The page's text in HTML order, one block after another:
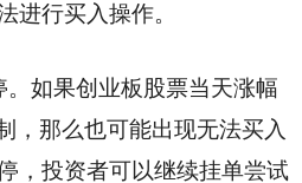
进行买入操作。
。如果创业板股票当天涨幅
，那么也可能出现无法买入
，投资者可以继续挂单尝试